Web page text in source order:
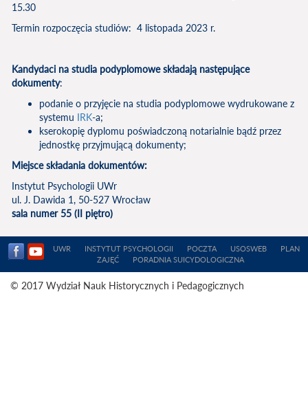
15.30
Termin rozpoczęcia studiów: 4 listopada 2023 r.
Kandydaci na studia podyplomowe składają następujące
dokumenty:
podanie o przyjęcie na studia podyplomowe wydrukowane z
systemu IRK-a;
kserokopię dyplomu poświadczoną notarialnie bądź przez
jednostkę przyjmującą dokumenty;
Miejsce składania dokumentów:
Instytut Psychologii UWr
ul. J. Dawida 1, 50-527 Wrocław
sala numer 55 (II piętro)
UWR INSTYTUT PSYCHOLOGII POCZTA USOSWEB
PLAN
ZAJĘĆ
PORADNIA SUICYDOLOGICZNA
© 2017 Wydział Nauk Historycznych i Pedagogicznych